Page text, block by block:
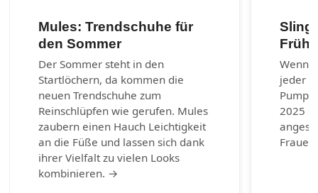
Mules: Trendschuhe für
den Sommer
Der Sommer steht in den
Startlöchern, da kommen die
neuen Trendschuhe zum
Reinschlüpfen wie gerufen. Mules
zaubern einen Hauch Leichtigkeit
an die Füße und lassen sich dank
ihrer Vielfalt zu vielen Looks
kombinieren. →
Wenn
jeder
2025